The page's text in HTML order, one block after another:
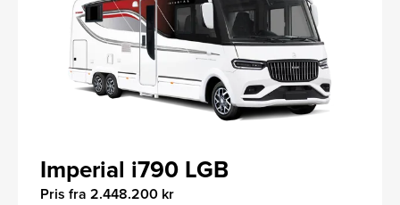
Imperial i790 LGB
Pris fra 2.448.200 kr